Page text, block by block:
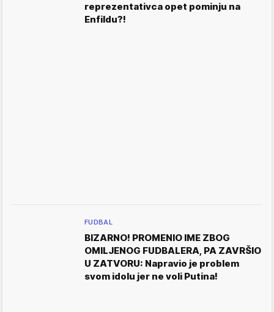
reprezentativca opet pominju na
Enfildu?!
FUDBAL
BIZARNO! PROMENIO IME ZBOG
OMILJENOG FUDBALERA, PA ZAVRŠIO
U ZATVORU: Napravio je problem
svom idolu jer ne voli Putina!